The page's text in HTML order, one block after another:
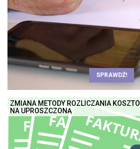
SPRAWDŹ!
ZMIANA METODY ROZLICZANIA
NA UPROSZCZONĄ